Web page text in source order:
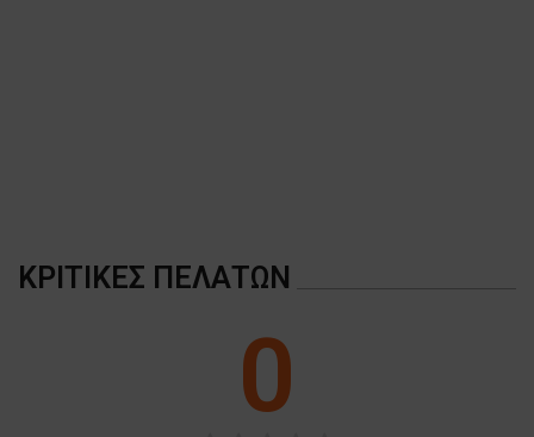
ΚΡΙΤΙΚΈΣ ΠΕΛΑΤΏΝ
0